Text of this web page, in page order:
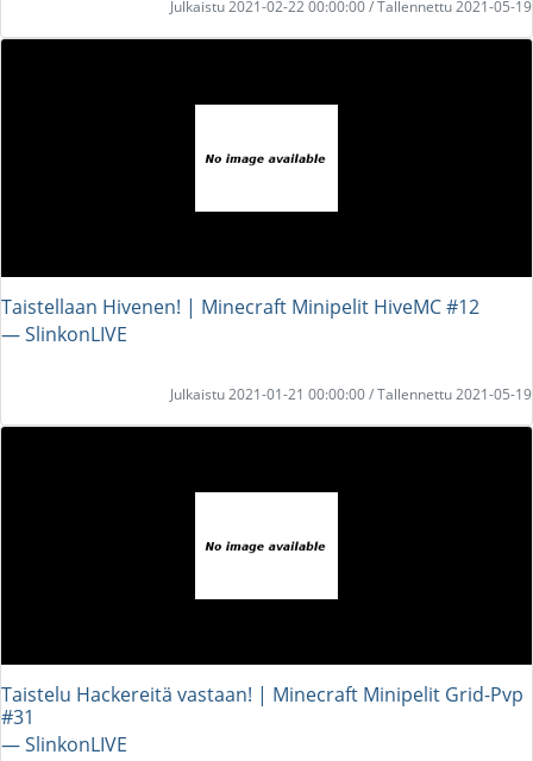
Julkaistu 2021-02-22 00:00:00 / Tallennettu 2021-05-19
Taistellaan Hivenen! | Minecraft Minipelit HiveMC #12
― SlinkonLIVE
Julkaistu 2021-01-21 00:00:00 / Tallennettu 2021-05-19
Taistelu Hackereitä vastaan! | Minecraft Minipelit Grid-Pvp
#31
― SlinkonLIVE